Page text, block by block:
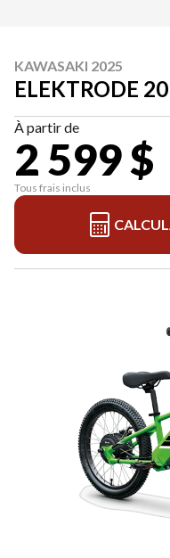
KAWASAKI 2025
ELEKTRODE
À partir de
2 599 $
Tous frais inclus